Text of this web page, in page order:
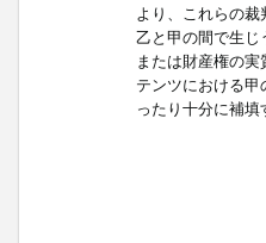
より、これらの
乙と甲の間で生
または財産権の
テンツにおける
ったり十分に補